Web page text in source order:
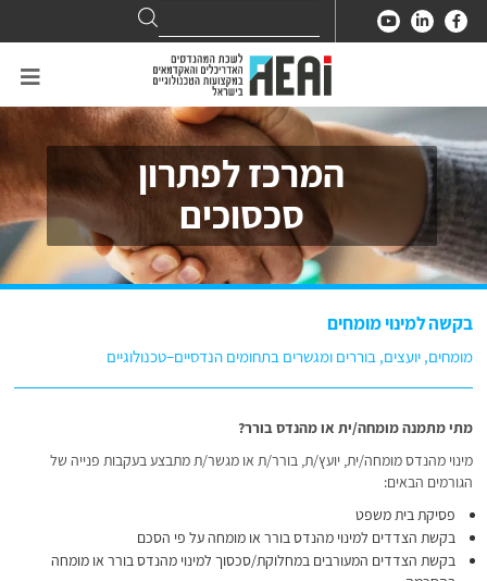
for:
Search
המרכז לפתרון
סכסוכים
בקשה למינוי מומחים
מומחים, יועצים, בוררים ומגשרים בתחומים הנדסיים–טכנולוגיים
מתי מתמנה מומחה/ית או מהנדס בורר?
מינוי מהנדס מומחה/ית, יועץ/ת, בורר/ת או מגשר/ת מתבצע בעקבות פנייה של
הגורמים הבאים:
פסיקת בית משפט
בקשת הצדדים למינוי מהנדס בורר או מומחה על פי הסכם
בקשת הצדדים המעורבים במחלוקת/סכסוך למינוי מהנדס בורר או מומחה